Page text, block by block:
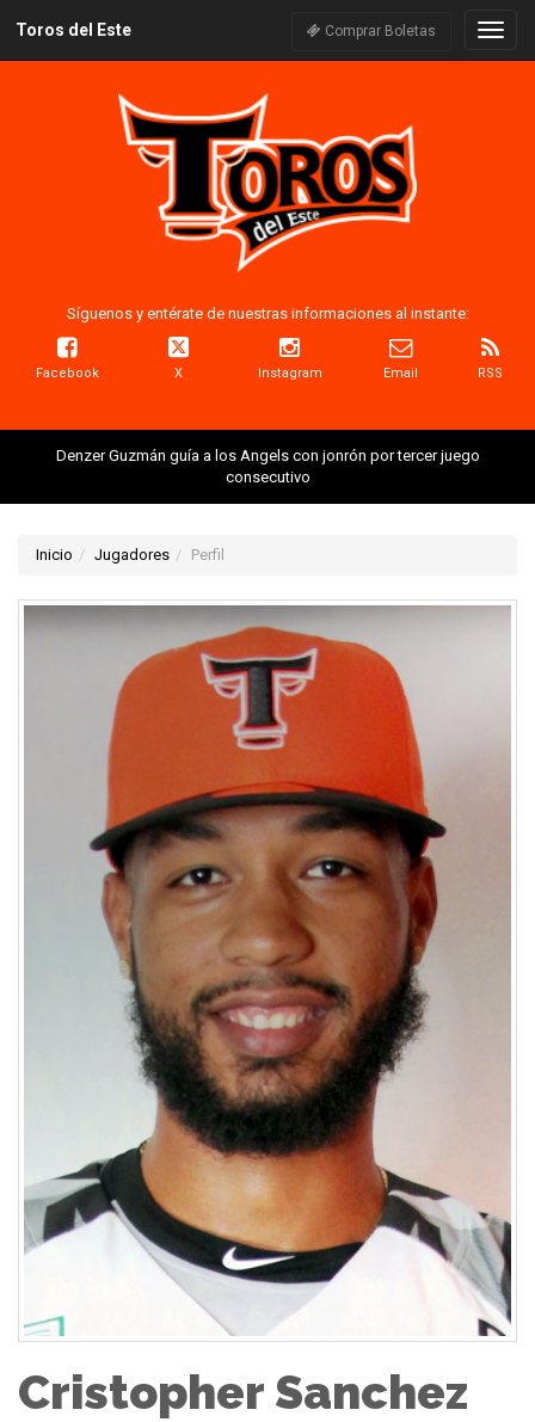
Toros del Este Comprar Boletas
Síguenos y entérate de nuestras informaciones al instante:
Facebook X Instagram Email RSS
Denzer Guzmán guía a los Angels con jonrón por tercer juego
consecutivo
Inicio Jugadores Perfil
Cristopher Sanchez